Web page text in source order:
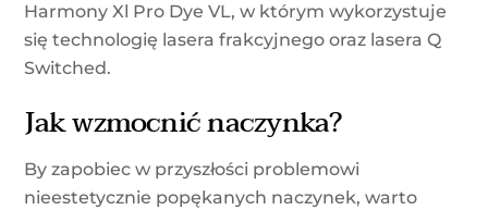
Harmony Xl Pro Dye VL, w którym wykorzystuje
się technologię lasera frakcyjnego oraz lasera Q
Switched.
Jak wzmocnić naczynka?
By zapobiec w przyszłości problemowi
nieestetycznie popękanych naczynek, warto